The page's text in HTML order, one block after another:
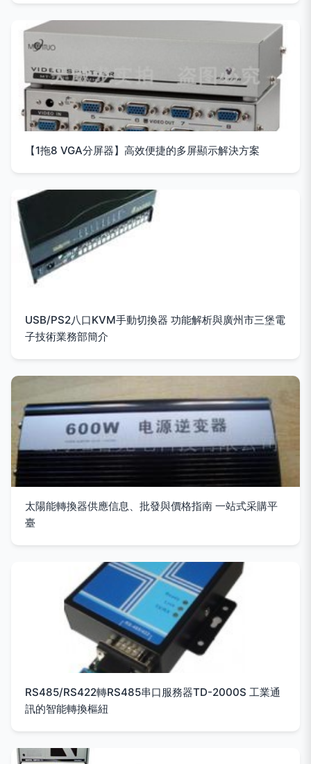
【1拖8 VGA分屏器】高效便捷的多屏顯示解決方案
USB/PS2八口KVM手動切換器 功能解析與廣州市三堡電
子技術業務部簡介
太陽能轉換器供應信息、批發與價格指南 一站式采購平
臺
RS485/RS422轉RS485串口服務器TD-2000S 工業通
訊的智能轉換樞紐